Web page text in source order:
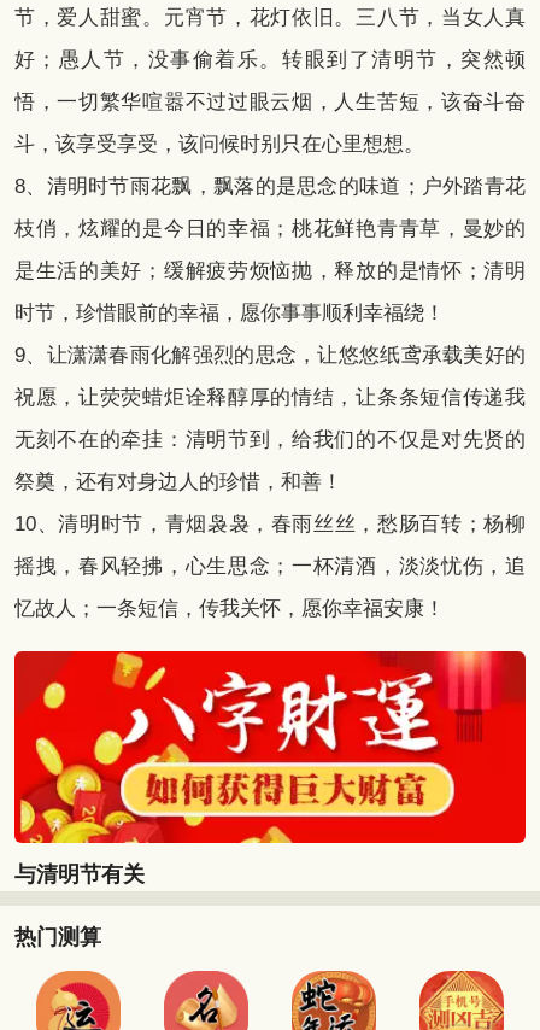
节，爱人甜蜜。元宵节，花灯依旧。三八节，当女人真
好；愚人节，没事偷着乐。转眼到了清明节，突然顿
悟，一切繁华喧嚣不过过眼云烟，人生苦短，该奋斗奋
斗，该享受享受，该问候时别只在心里想想。
8、清明时节雨花飘，飘落的是思念的味道；户外踏青花
枝俏，炫耀的是今日的幸福；桃花鲜艳青青草，曼妙的
是生活的美好；缓解疲劳烦恼抛，释放的是情怀；清明
时节，珍惜眼前的幸福，愿你事事顺利幸福绕！
9、让潇潇春雨化解强烈的思念，让悠悠纸鸢承载美好的
祝愿，让荧荧蜡炬诠释醇厚的情结，让条条短信传递我
无刻不在的牵挂：清明节到，给我们的不仅是对先贤的
祭奠，还有对身边人的珍惜，和善！
10、清明时节，青烟袅袅，春雨丝丝，愁肠百转；杨柳
摇拽，春风轻拂，心生思念；一杯清酒，淡淡忧伤，追
忆故人；一条短信，传我关怀，愿你幸福安康！
与清明节有关
热门测算